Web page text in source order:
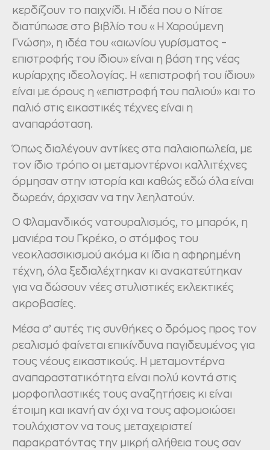
κερδίζουν το παιχνίδι. Η ιδέα που ο Νίτσε
διατύπωσε στο βιβλίο του «Η Χαρούμενη
Γνώση», η ιδέα του «αιωνίου γυρίσματος –
επιστροφής του ίδιου» είναι η βάση της νέας
κυρίαρχης ιδεολογίας. Η «επιστροφή του ίδιου»
είναι με όρους η «επιστροφή του παλιού» και το
παλιό στις εικαστικές τέχνες είναι η
αναπαράσταση.
Όπως διαλέγουν αντίκες στα παλαιοπωλεία, με
τον ίδιο τρόπο οι μεταμοντέρνοι καλλιτέχνες
όρμησαν στην ιστορία και καθώς εδώ όλα είναι
δωρεάν, άρχισαν να την λεηλατούν.
Ο Φλαμανδικός νατουραλισμός, το μπαρόκ, η
μανιέρα του Γκρέκο, ο στόμφος του
νεοκλασσικισμού ακόμα κι ίδια η αφηρημένη
τέχνη, όλα ξεδιαλέχτηκαν κι ανακατεύτηκαν
για να δώσουν νέες στυλιστικές εκλεκτικές
ακροβασίες.
Μέσα σ’ αυτές τις συνθήκες ο δρόμος προς τον
ρεαλισμό φαίνεται επικίνδυνα παγιδευμένος για
τους νέους εικαστικούς. Η μεταμοντέρνα
αναπαραστατικότητα είναι πολύ κοντά στις
μορφοπλαστικές τους αναζητήσεις κι είναι
έτοιμη και ικανή αν όχι να τους αφομοιώσει
τουλάχιστον να τους μεταχειριστεί
παρακρατόντας την μικρή αλήθεια τους σαν